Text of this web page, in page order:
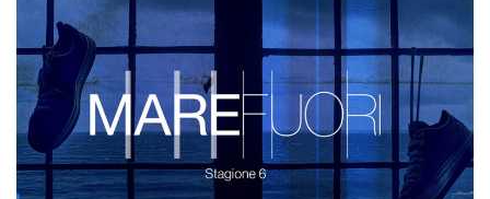
PREVISIONI/SCENARI
NORMATIVE
TREND
CASE HISTORY